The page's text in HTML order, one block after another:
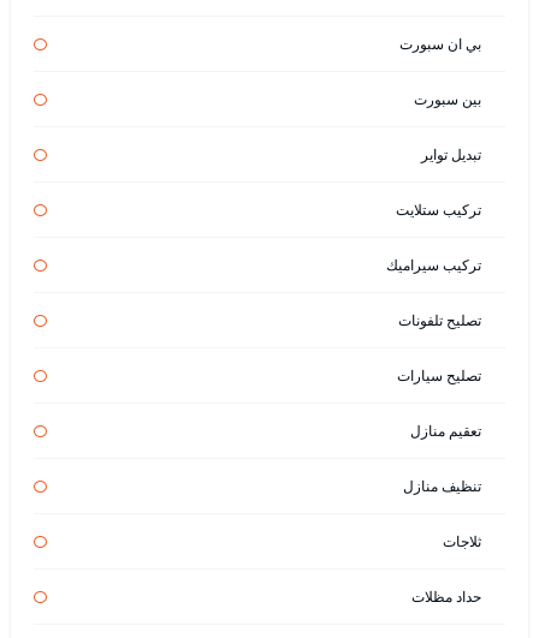
بي ان سبورت
بين سبورت
تبديل تواير
تركيب ستلايت
تركيب سيراميك
تصليح تلفونات
تصليح سيارات
تعقيم منازل
تنظيف منازل
ثلاجات
حداد مظلات